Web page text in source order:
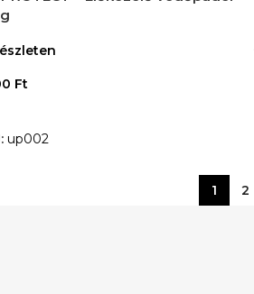
Ft
up002
1 2